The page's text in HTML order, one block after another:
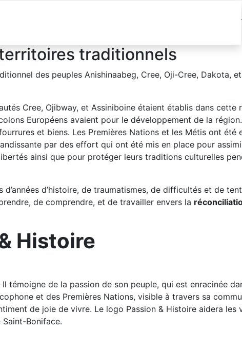
traditionnels
des peuples Anishinaabeg, Cree, Oji-Cree, Dakota,
Cree, Ojibway, et Assiniboine étaient établis dans cette
Européens avaient pour le développement de la
et biens. Les Premières Nations et les Métis ont été
par des effort qui ont été mis en place pour
ainsi que pour protéger leurs traditions culturelles
d’années d’histoire, de traumatismes, de difficultés et de
de comprendre, et de travailler envers la
Histoire
de la passion de son peuple, qui est enracinée
et des Premières Nations, visible à travers sa
de joie de vivre. Le logo Passion & Histoire aidera les
Boniface.